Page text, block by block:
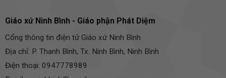
Giáo xứ Ninh Bình - Giáo phận Phát Diệm
Cổng thông tin điện tử Giáo xứ Ninh Bình
Địa chỉ: P. Thanh Bình, Tx. Ninh Bình, Ninh Bình
Điện thoại: 0947778989